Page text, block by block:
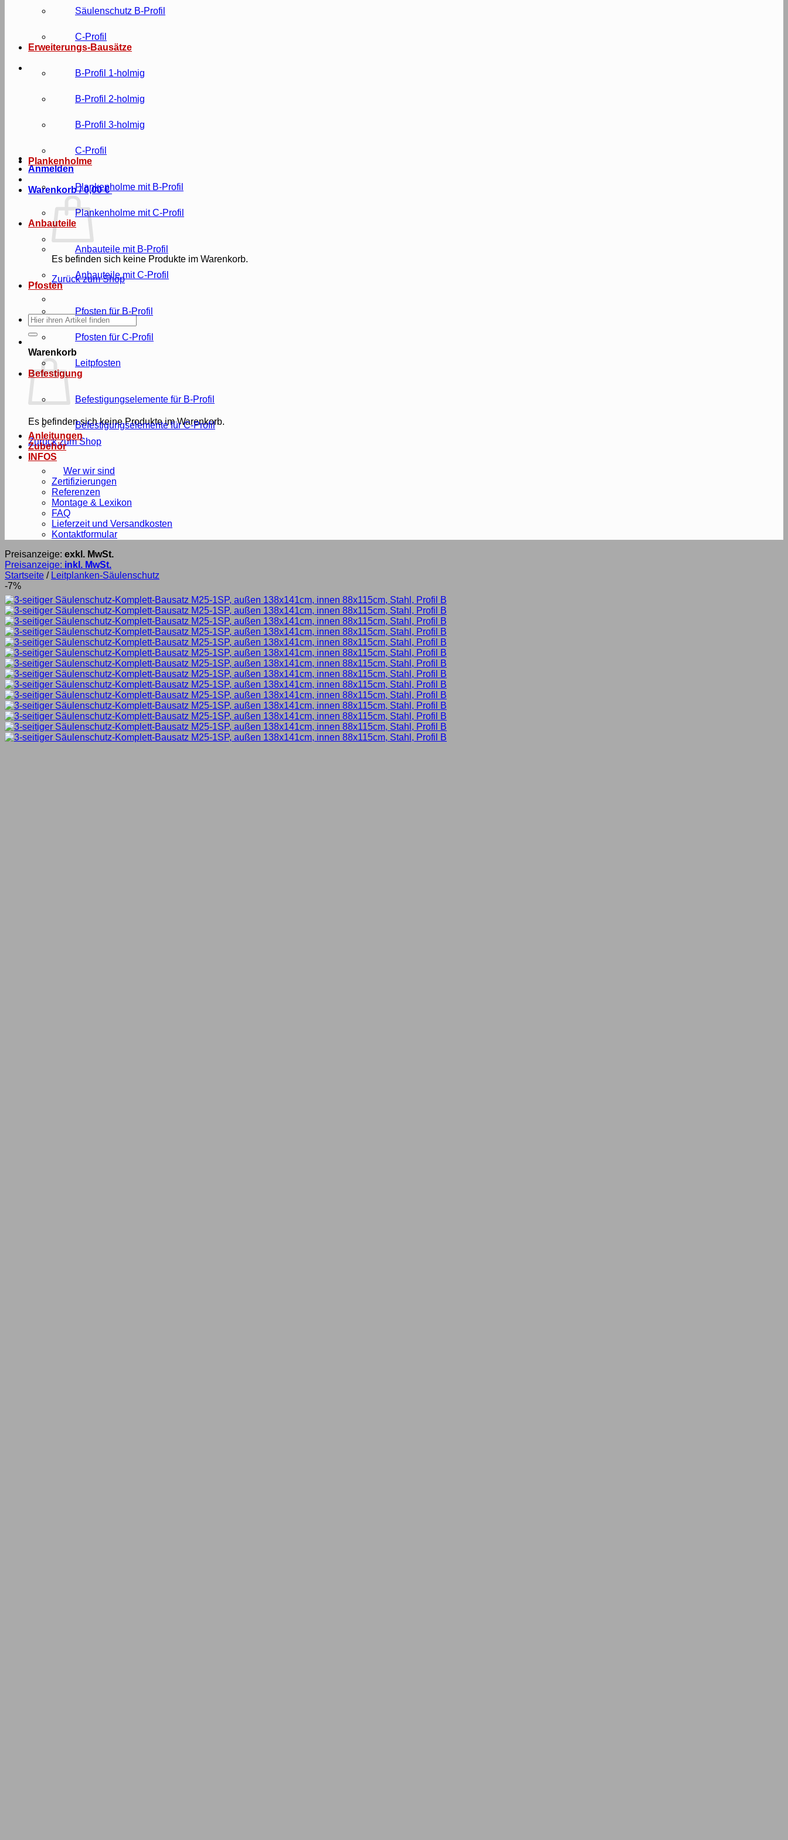
Anmelden
Warenkorb /0,00€
Es befinden sich keine Produkte im Warenkorb.
Zurück zum Shop
Suche
nach:
Warenkorb
Es befinden sich keine Produkte im Warenkorb.
Zurück zum Shop
Säulenschutz B-Profil
C-Profil
Erweiterungs-Bausätze
B-Profil 1-holmig
B-Profil 2-holmig
B-Profil 3-holmig
C-Profil
Plankenholme
Plankenholme mit B-Profil
Plankenholme mit C-Profil
Anbauteile
Anbauteile mit B-Profil
Anbauteile mit C-Profil
Pfosten
Pfosten für B-Profil
Pfosten für C-Profil
Leitpfosten
Befestigung
Befestigungselemente für B-Profil
Befestigungselemente für C-Profil
Anleitungen
Zubehör
INFOS
Wer wir sind
Zertifizierungen
Referenzen
Montage & Lexikon
FAQ
Lieferzeit und Versandkosten
Kontaktformular
Preisanzeige: exkl. MwSt.
Preisanzeige: inkl. MwSt.
Startseite / Leitplanken-Säulenschutz
-7%